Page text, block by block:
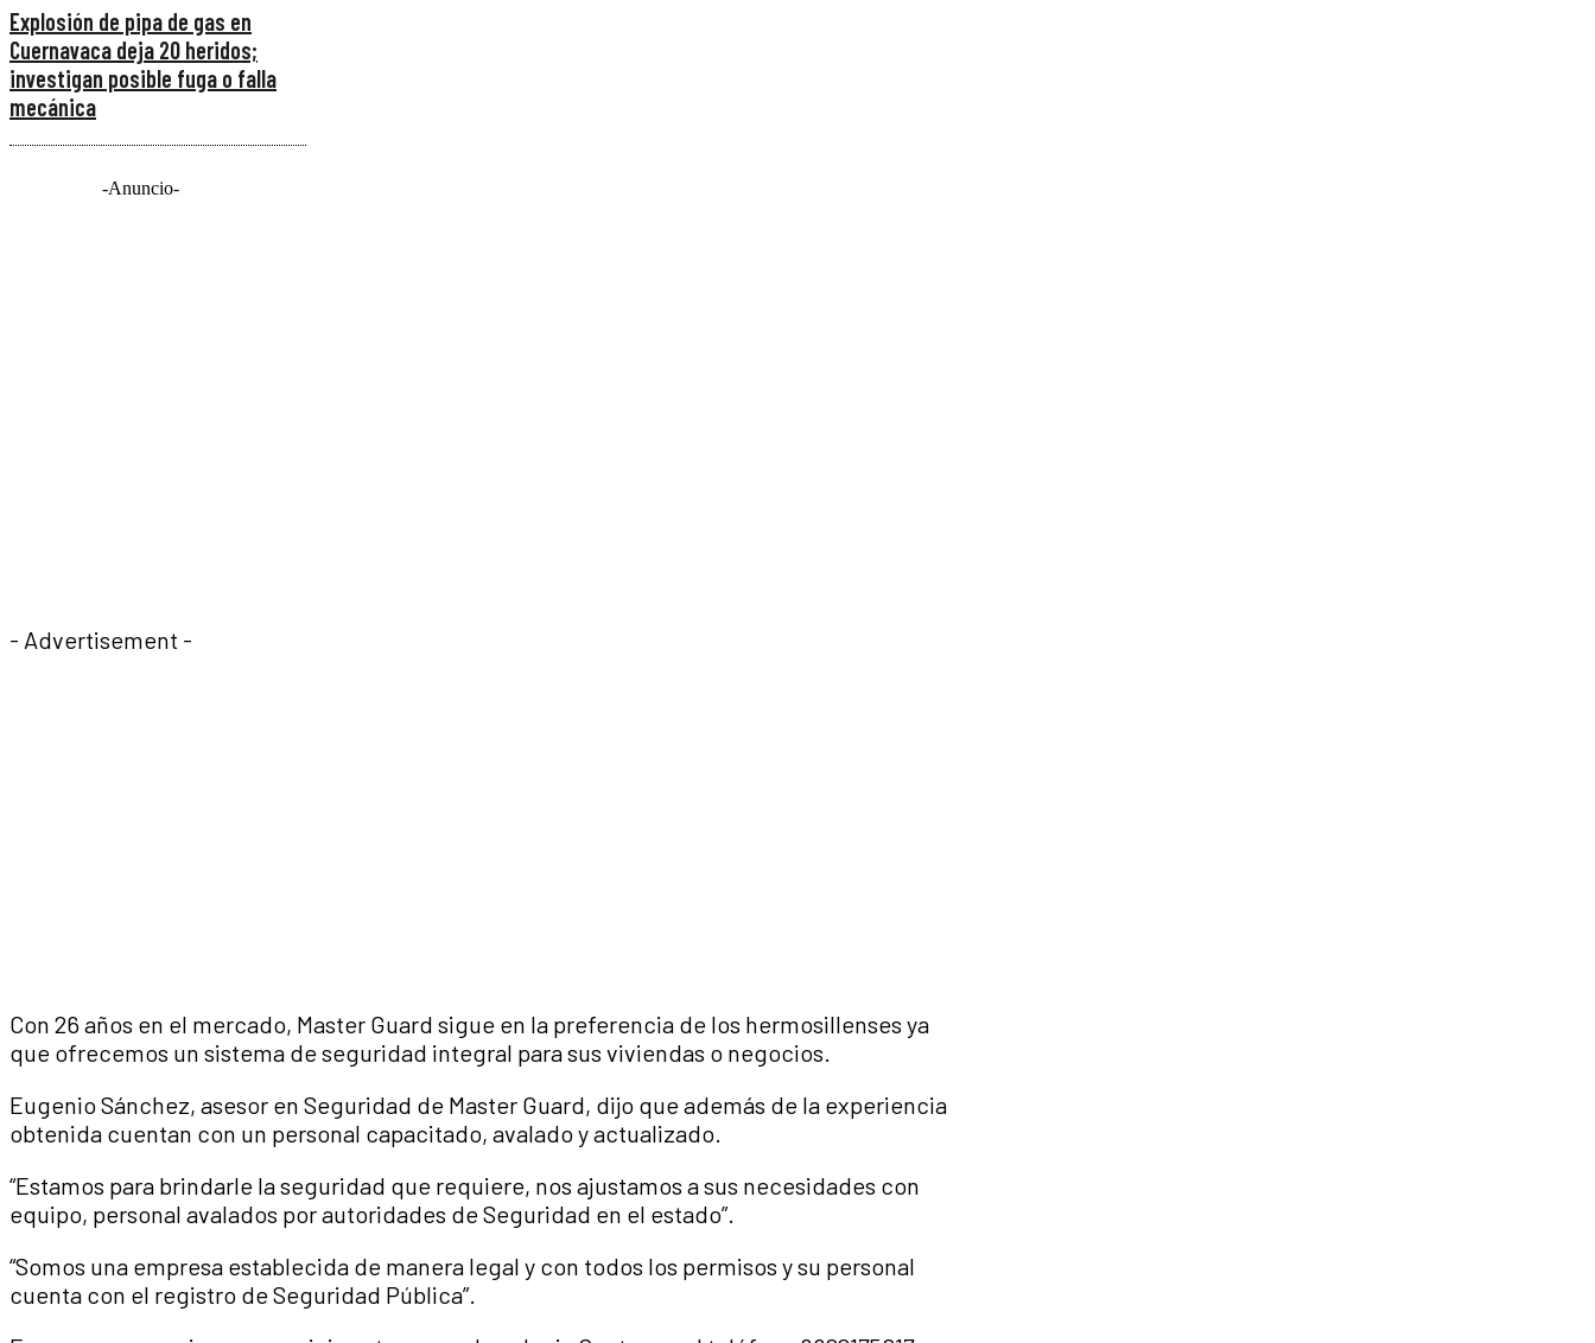
Explosión de pipa de gas en
Cuernavaca deja 20 heridos;
investigan posible fuga o falla
mecánica
-Anuncio-
- Advertisement -
Con 26 años en el mercado, Master Guard sigue en la preferencia de los hermosillenses ya
que ofrecemos un sistema de seguridad integral para sus viviendas o negocios.
Eugenio Sánchez, asesor en Seguridad de Master Guard, dijo que además de la experiencia
obtenida cuentan con un personal capacitado, avalado y actualizado.
“Estamos para brindarle la seguridad que requiere, nos ajustamos a sus necesidades con
equipo, personal avalados por autoridades de Seguridad en el estado”.
“Somos una empresa establecida de manera legal y con todos los permisos y su personal
cuenta con el registro de Seguridad Pública”.